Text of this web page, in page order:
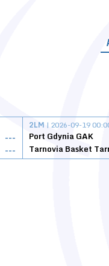
---
---
2LM | 2026-09-19
Port Gdynia GAK